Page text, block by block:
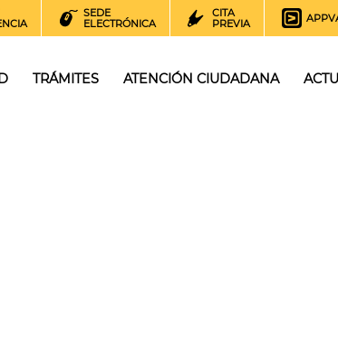
SEDE
ELECTRÓNICA
CITA
PREVIA
TRÁMITES ATENCIÓN CIUDADANA